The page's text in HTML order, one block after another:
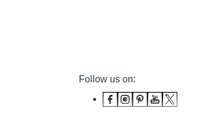
Follow us on: